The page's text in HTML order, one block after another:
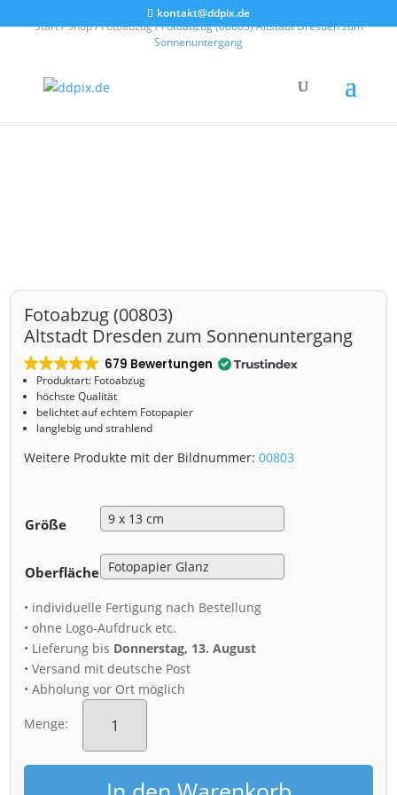
kontakt@ddpix.de
Start/Shop/Fotoabzug/ Fotoabzug (00803) Altstadt Dresden zum
Sonnenuntergang
Fotoabzug (00803)
Altstadt Dresden zum Sonnenuntergang
679 Bewertungen
Produktart: Fotoabzug
höchste Qualität
belichtet auf echtem Fotopapier
langlebig und strahlend
Weitere Produkte mit der Bildnummer:00803
Größe
Oberfläche
• individuelle Fertigung nach Bestellung
• ohne Logo-Aufdruck etc.
• Lieferung bis Donnerstag, 13. August
• Versand mit deutsche Post
• Abholung vor Ort möglich
Menge:
Fotoabzug
(00803)
Dresden
zum
Sonnenuntergang